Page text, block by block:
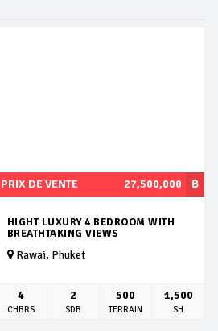
฿
PRIX DE VENTE 27,500,000
HIGHT LUXURY 4 BEDROOM WITH
BREATHTAKING VIEWS
Rawai, Phuket
4
CHBRS
2
SDB
500
TERRAIN
1,500
SH